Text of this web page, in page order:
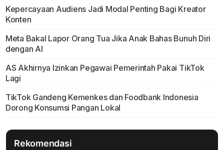
Kepercayaan Audiens Jadi Modal Penting Bagi Kreator
Konten
Meta Bakal Lapor Orang Tua Jika Anak Bahas Bunuh Diri
dengan AI
AS Akhirnya Izinkan Pegawai Pemerintah Pakai TikTok
Lagi
TikTok Gandeng Kemenkes dan Foodbank Indonesia
Dorong Konsumsi Pangan Lokal
Rekomendasi